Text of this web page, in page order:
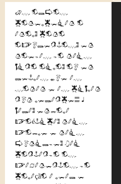
Os olhos
comerceiam o
amor, como
opulentos, em
moedas do mais
fino oiro, ou em
letras que as
somam e as cifram
num relance. A
fala, embora
poética, mais
pobre e mais
humilde, vai
contando os
pagamentos do
coração a real e